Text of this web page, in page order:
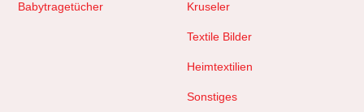
Babytragetücher Kruseler
Textile Bilder
Heimtextilien
Sonstiges